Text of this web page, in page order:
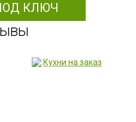
КЛЮЧ